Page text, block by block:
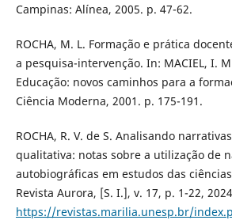
Campinas: Alínea, 2005. p. 47-62.
ROCHA, M. L. Formação e prática
a pesquisa-intervenção. In: MACIEL, I.
Educação: novos caminhos para a
Ciência Moderna, 2001. p. 175-191.
ROCHA, R. V. de S. Analisando
qualitativa: notas sobre a utilização de
autobiográficas em estudos das
Revista Aurora, [S. I.], v. 17, p. 1-22,
https://revistas.marilia.unesp.br/